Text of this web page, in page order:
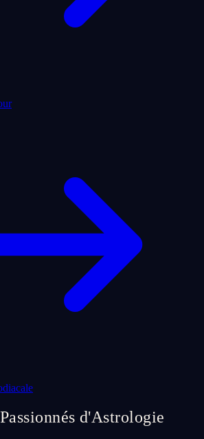
d'Astrologie